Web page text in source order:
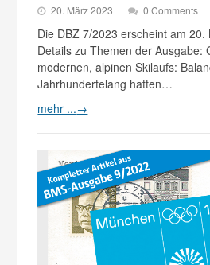
20. März 2023 0 Comments
Die DBZ 7/2023 erscheint am
Details zu Themen der Ausgabe:
modernen, alpinen Skilaufs:
Jahrhundertelang hatten…
mehr ...→